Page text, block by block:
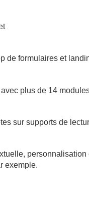
de formulaires et
plus de 14
sur supports de
exemple.